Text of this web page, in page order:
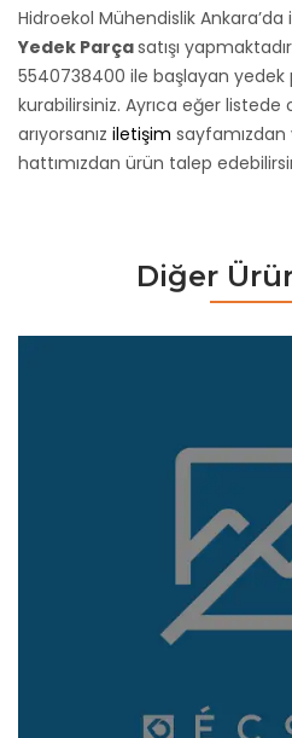
Hidroekol Mühendislik
Yedek Parçasatışı
5540738400 ile başlayan
kurabilirsiniz. Ayrıca eğer
arıyorsanız iletişim
hattımızdan ürün talep
Diğer